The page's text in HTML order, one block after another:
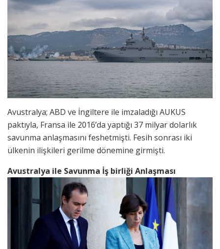
Avustralya; ABD ve İngiltere ile imzaladığı AUKUS
paktıyla, Fransa ile 2016’da yaptığı 37 milyar dolarlık
savunma anlaşmasını feshetmişti. Fesih sonrası iki
ülkenin ilişkileri gerilme dönemine girmişti.
Avustralya ile Savunma İş birliği Anlaşması